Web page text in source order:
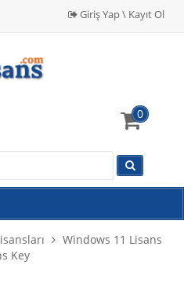
Giriş Yap \ Kayıt Ol
0
Windows 11 Lisans
Key